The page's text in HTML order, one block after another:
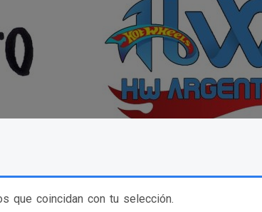
que coincidan con tu selección.